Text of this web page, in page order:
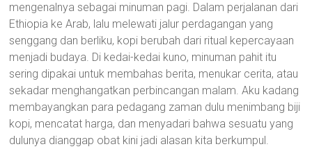
mengenalnya sebagai minuman pagi. Dalam perjalanan dari
Ethiopia ke Arab, lalu melewati jalur perdagangan yang
senggang dan berliku, kopi berubah dari ritual kepercayaan
menjadi budaya. Di kedai-kedai kuno, minuman pahit itu
sering dipakai untuk membahas berita, menukar cerita, atau
sekadar menghangatkan perbincangan malam. Aku kadang
membayangkan para pedagang zaman dulu menimbang biji
kopi, mencatat harga, dan menyadari bahwa sesuatu yang
dulunya dianggap obat kini jadi alasan kita berkumpul.